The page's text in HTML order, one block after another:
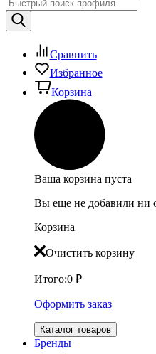
Сравнить
Избранное
Корзина
Ваша корзина пуста
Вы еще не добавили ни
Корзина
Очистить корзину
Итого:0 ₽
Оформить заказ
Каталог товаров
Бренды